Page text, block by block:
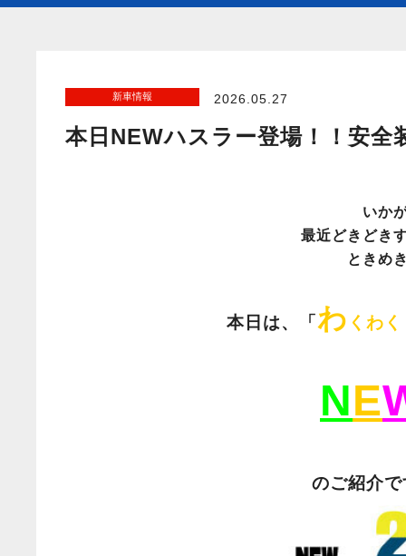
新車情報 2026.05.27
本日NEWハスラー登場！！安
いか
最近どきどき
ときめ
本日は、「 わ くわく
NE
のご紹介で